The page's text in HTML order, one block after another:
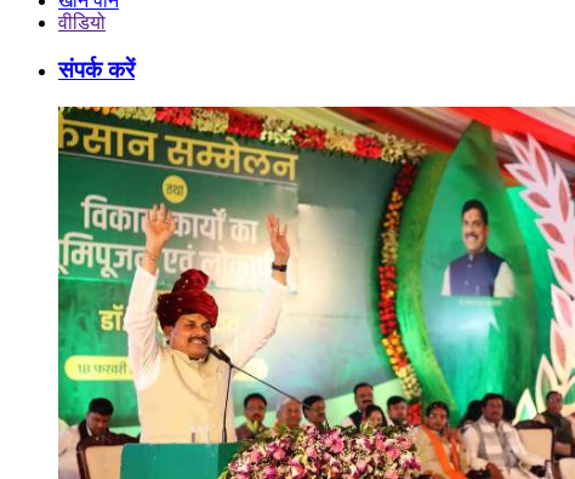
वीडियो
संपर्क करें